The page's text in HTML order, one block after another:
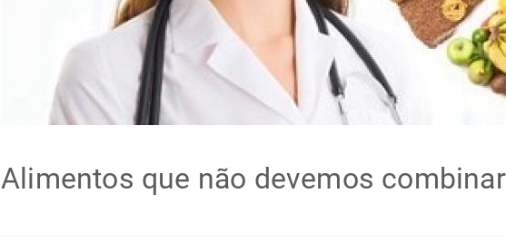
Alimentos que não devemos combinar